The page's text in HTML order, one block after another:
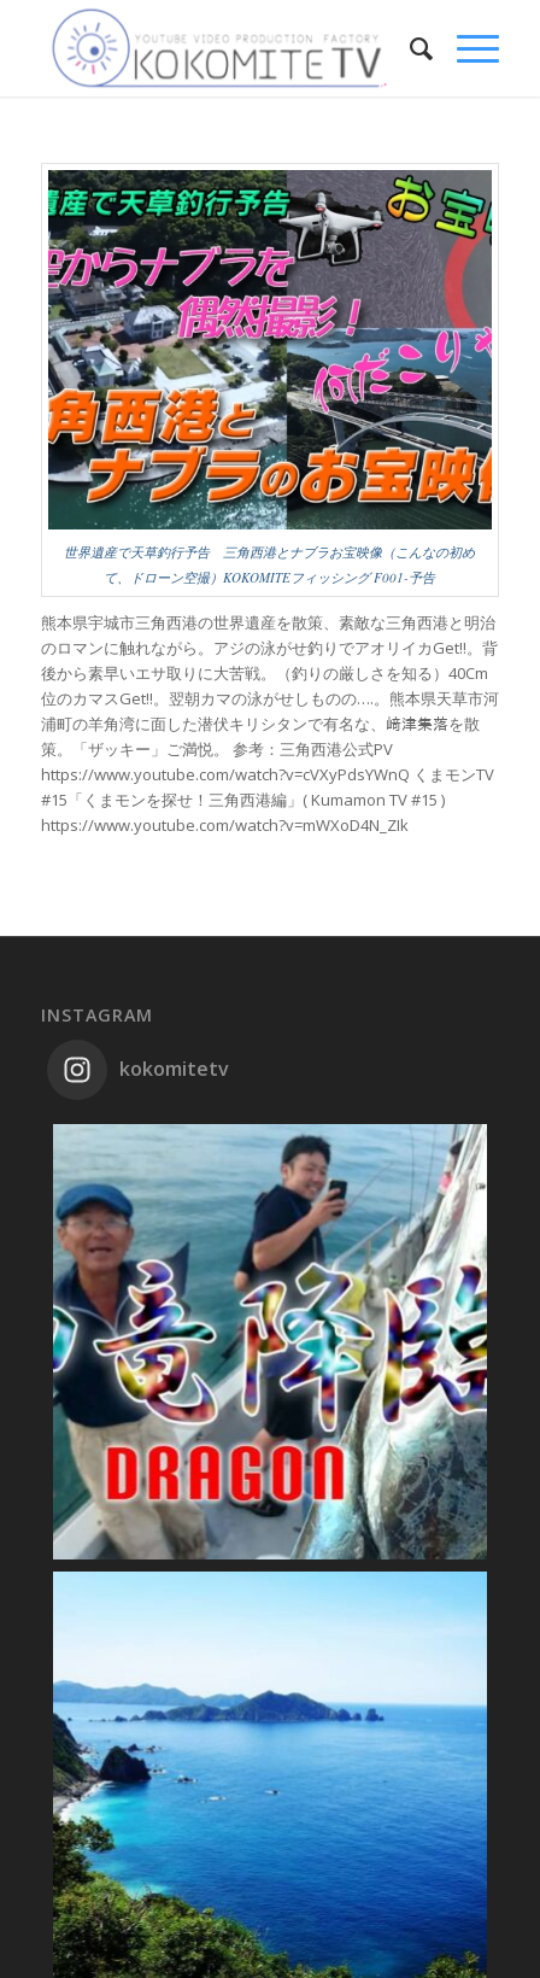
世界遺産で天草釣行予告 三角西港とナブラお宝映像（こんなの初め
て、ドローン空撮）KOKOMITEフィッシング F001-予告
熊本県宇城市三角西港の世界遺産を散策、素敵な三角西港と明治
のロマンに触れながら。アジの泳がせ釣りでアオリイカGet!!。背
後から素早いエサ取りに大苦戦。（釣りの厳しさを知る）40Cm
位のカマスGet!!。翌朝カマの泳がせしものの….。熊本県天草市河
浦町の羊角湾に面した潜伏キリシタンで有名な、﨑津集落を散
策。「ザッキー」ご満悦。 参考：三角西港公式PV
https://www.youtube.com/watch?v=cVXyPdsYWnQ くまモンTV
#15「くまモンを探せ！三角西港編」( Kumamon TV #15 )
https://www.youtube.com/watch?v=mWXoD4N_ZIk
INSTAGRAM
kokomitetv